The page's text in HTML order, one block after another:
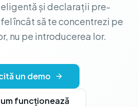
și declarații pre-
încât să te concentrezi pe
nu pe introducerea lor.
un demo
funcționează